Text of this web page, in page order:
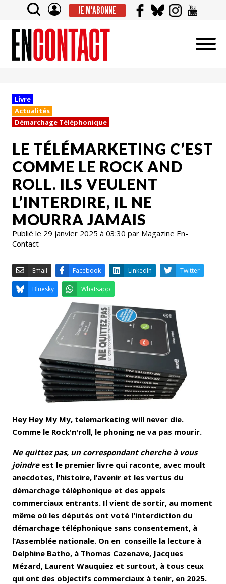
JE M'ABONNE
Livre
Actualités
Démarchage Téléphonique
LE TÉLÉMARKETING C’EST
COMME LE ROCK AND
ROLL. ILS VEULENT
L’INTERDIRE, IL NE
MOURRA JAMAIS
Publié le 29 janvier 2025 à 03:30 par Magazine En-
Contact
Email Facebook LinkedIn
Bluesky Whatsapp
Hey Hey My My, telemarketing will never die.
Comme le Rock'n'roll, le phoning ne va pas mourir.
Ne quittez pas, un correspondant cherche à vous
joindre est le premier livre qui raconte, avec moult
anecdotes, l’histoire, l’avenir et les vertus du
démarchage téléphonique et des appels
commerciaux entrants. Il vient de sortir, au moment
même où les députés ont voté l'interdiction du
démarchage téléphonique sans consentement, à
l’Assemblée nationale. On en conseille la lecture à
Delphine Batho, à Thomas Cazenave, Jacques
Mézard, Laurent Wauquiez et surtout, à tous ceux
qui ont des objectifs commerciaux à tenir, en 2025.